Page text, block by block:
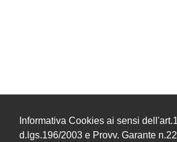
Informativa Cookies ai sensi
d.lgs.196/2003 e Provv. Garante